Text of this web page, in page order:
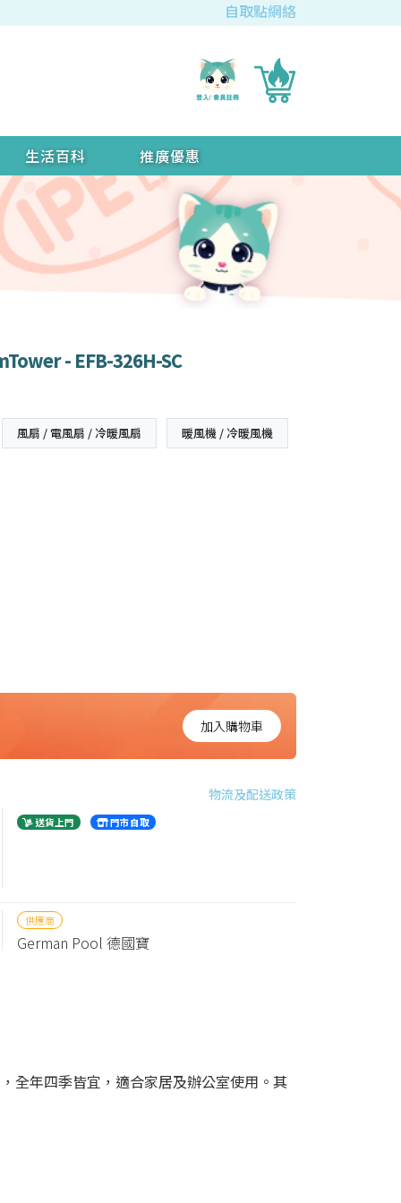
自取點網絡
生活百科 推廣優惠
- EFB-326H-SC
風扇 / 電風扇 / 冷暖風扇 暖風機 / 冷暖風機
加入購物車
物流及配送政策
送貨上門 門市自取
供應商
German Pool 德國寶
全年四季皆宜，適合家居及辦公室使用。其